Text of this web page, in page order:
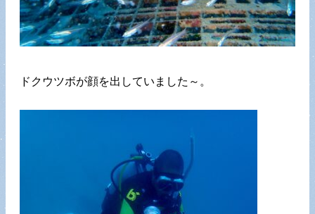
ドクウツボが顔を出していました～。